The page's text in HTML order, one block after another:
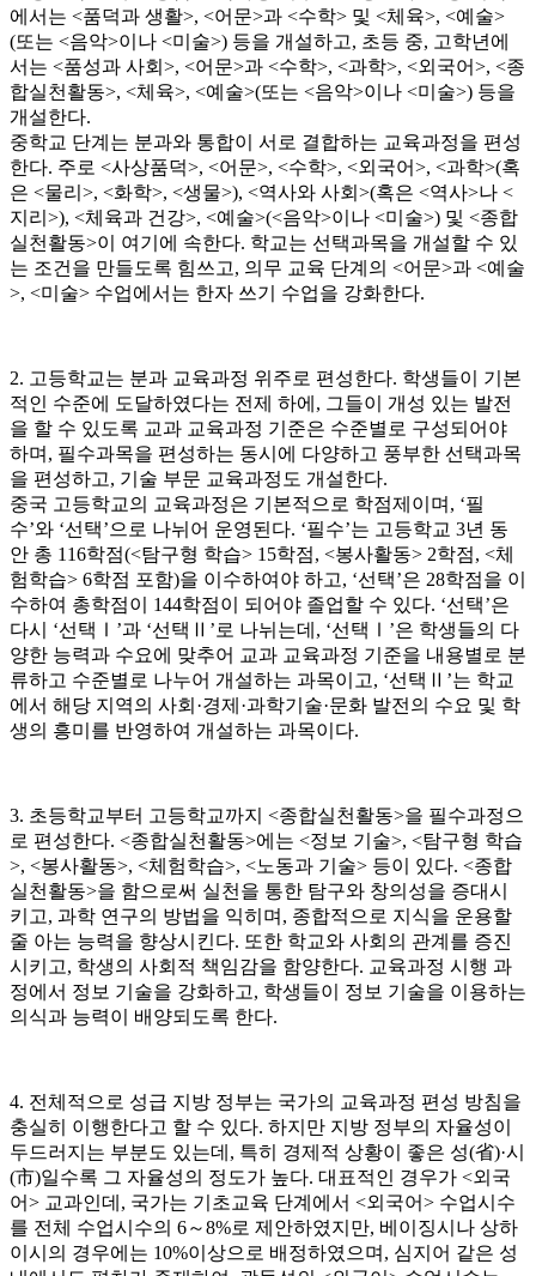
에서는 <품덕과 생활>, <어문>과 <수학> 및 <체육>, <예술>
(또는 <음악>이나 <미술>) 등을 개설하고, 초등 중, 고학년에
서는 <품성과 사회>, <어문>과 <수학>, <과학>, <외국어>, <종
합실천활동>, <체육>, <예술>(또는 <음악>이나 <미술>) 등을
개설한다.
중학교 단계는 분과와 통합이 서로 결합하는 교육과정을 편성
한다. 주로 <사상품덕>, <어문>, <수학>, <외국어>, <과학>(혹
은 <물리>, <화학>, <생물>), <역사와 사회>(혹은 <역사>나 <
지리>), <체육과 건강>, <예술>(<음악>이나 <미술>) 및 <종합
실천활동>이 여기에 속한다. 학교는 선택과목을 개설할 수 있
는 조건을 만들도록 힘쓰고, 의무 교육 단계의 <어문>과 <예술
>, <미술> 수업에서는 한자 쓰기 수업을 강화한다.
2. 고등학교는 분과 교육과정 위주로 편성한다. 학생들이 기본
적인 수준에 도달하였다는 전제 하에, 그들이 개성 있는 발전
을 할 수 있도록 교과 교육과정 기준은 수준별로 구성되어야
하며, 필수과목을 편성하는 동시에 다양하고 풍부한 선택과목
을 편성하고, 기술 부문 교육과정도 개설한다.
중국 고등학교의 교육과정은 기본적으로 학점제이며, ‘필
수’와 ‘선택’으로 나뉘어 운영된다. ‘필수’는 고등학교 3년 동
안 총 116학점(<탐구형 학습> 15학점, <봉사활동> 2학점, <체
험학습> 6학점 포함)을 이수하여야 하고, ‘선택’은 28학점을 이
수하여 총학점이 144학점이 되어야 졸업할 수 있다. ‘선택’은
다시 ‘선택Ⅰ’과 ‘선택Ⅱ’로 나뉘는데, ‘선택Ⅰ’은 학생들의 다
양한 능력과 수요에 맞추어 교과 교육과정 기준을 내용별로 분
류하고 수준별로 나누어 개설하는 과목이고, ‘선택Ⅱ’는 학교
에서 해당 지역의 사회·경제·과학기술·문화 발전의 수요 및 학
생의 흥미를 반영하여 개설하는 과목이다.
3. 초등학교부터 고등학교까지 <종합실천활동>을 필수과정으
로 편성한다. <종합실천활동>에는 <정보 기술>, <탐구형 학습
>, <봉사활동>, <체험학습>, <노동과 기술> 등이 있다. <종합
실천활동>을 함으로써 실천을 통한 탐구와 창의성을 증대시
키고, 과학 연구의 방법을 익히며, 종합적으로 지식을 운용할
줄 아는 능력을 향상시킨다. 또한 학교와 사회의 관계를 증진
시키고, 학생의 사회적 책임감을 함양한다. 교육과정 시행 과
정에서 정보 기술을 강화하고, 학생들이 정보 기술을 이용하는
의식과 능력이 배양되도록 한다.
4. 전체적으로 성급 지방 정부는 국가의 교육과정 편성 방침을
충실히 이행한다고 할 수 있다. 하지만 지방 정부의 자율성이
두드러지는 부분도 있는데, 특히 경제적 상황이 좋은 성(省)·시
(市)일수록 그 자율성의 정도가 높다. 대표적인 경우가 <외국
어> 교과인데, 국가는 기초교육 단계에서 <외국어> 수업시수
를 전체 수업시수의 6～8%로 제안하였지만, 베이징시나 상하
이시의 경우에는 10%이상으로 배정하였으며, 심지어 같은 성